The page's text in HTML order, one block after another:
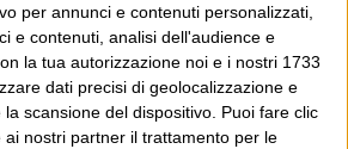
per annunci e contenuti personalizzati,
e contenuti, analisi dell'audience e
la tua autorizzazione noi e i nostri 1733
dati precisi di geolocalizzazione e
scansione del dispositivo. Puoi fare clic
ai nostri partner il trattamento per le